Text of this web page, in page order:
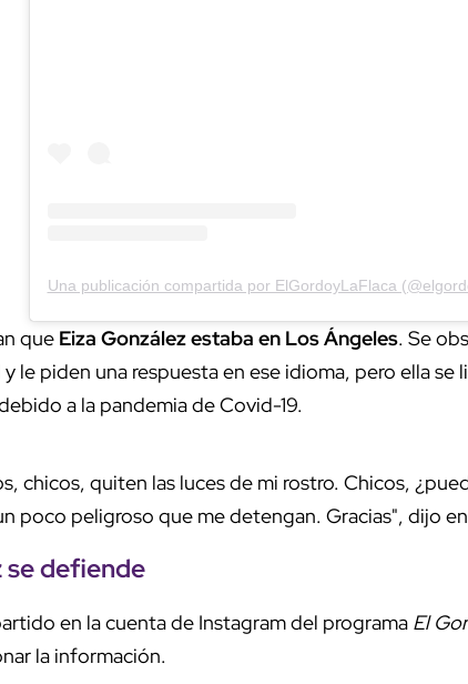
Una publicación compartida por ElGordoyLaFlaca
que Eiza González estaba en Los Ángeles. Se
le piden una respuesta en ese idioma, pero ella
a la pandemia de Covid-19.
chicos, quiten las luces de mi rostro. Chicos,
poco peligroso que me detengan. Gracias", dijo
se defiende
en la cuenta de Instagram del programa El
la información.